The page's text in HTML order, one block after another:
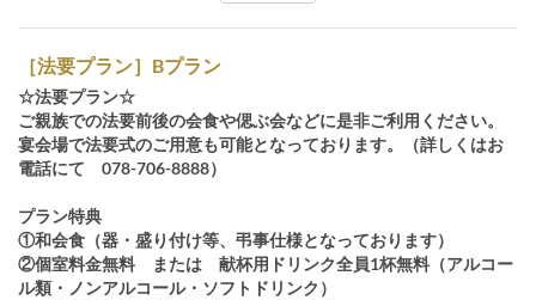
［法要プラン］Bプラン
☆法要プラン☆
ご親族での法要前後の会食や偲ぶ会などに是非ご利用ください。
宴会場で法要式のご用意も可能となっております。（詳しくはお
電話にて 078-706-8888）
プラン特典
①和会食（器・盛り付け等、弔事仕様となっております）
②個室料金無料 または 献杯用ドリンク全員1杯無料（アルコー
ル類・ノンアルコール・ソフトドリンク）